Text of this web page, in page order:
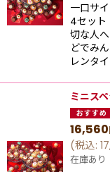
一口サ
4セット
切な人
どでみ
レンタ
ミニス
16,560
(税込:
在庫あり